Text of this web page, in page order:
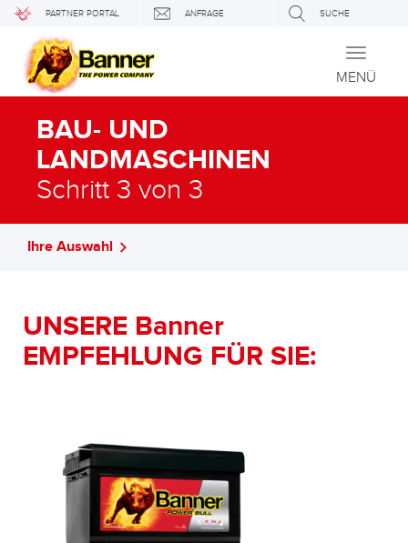
PARTNER PORTAL ANFRAGE SUCHE
Toggle
MENÜ
BAU- UND
LANDMASCHINEN
Schritt 3 von 3
Ihre Auswahl
UNSERE Banner
EMPFEHLUNG FÜR SIE: